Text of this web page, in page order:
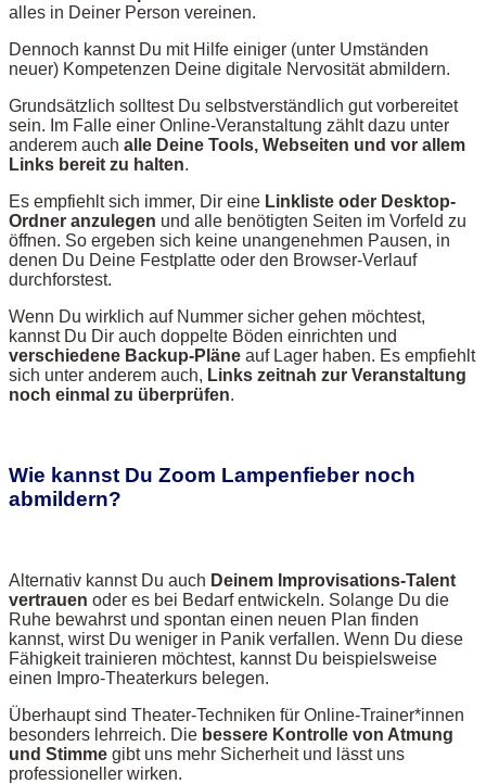
alles in Deiner Person vereinen.
Dennoch kannst Du mit Hilfe einiger (unter Umständen
neuer) Kompetenzen Deine digitale Nervosität abmildern.
Grundsätzlich solltest Du selbstverständlich gut vorbereitet
sein. Im Falle einer Online-Veranstaltung zählt dazu unter
anderem auch alle Deine Tools, Webseiten und vor allem
Links bereit zu halten.
Es empfiehlt sich immer, Dir eine Linkliste oder Desktop-
Ordner anzulegen und alle benötigten Seiten im Vorfeld zu
öffnen. So ergeben sich keine unangenehmen Pausen, in
denen Du Deine Festplatte oder den Browser-Verlauf
durchforstest.
Wenn Du wirklich auf Nummer sicher gehen möchtest,
kannst Du Dir auch doppelte Böden einrichten und
verschiedene Backup-Pläne auf Lager haben. Es empfiehlt
sich unter anderem auch, Links zeitnah zur Veranstaltung
noch einmal zu überprüfen.
Wie kannst Du Zoom Lampenfieber noch
abmildern?
Alternativ kannst Du auch Deinem Improvisations-Talent
vertrauen oder es bei Bedarf entwickeln. Solange Du die
Ruhe bewahrst und spontan einen neuen Plan finden
kannst, wirst Du weniger in Panik verfallen. Wenn Du diese
Fähigkeit trainieren möchtest, kannst Du beispielsweise
einen Impro-Theaterkurs belegen.
Überhaupt sind Theater-Techniken für Online-Trainer*innen
besonders lehrreich. Die bessere Kontrolle von Atmung
und Stimme gibt uns mehr Sicherheit und lässt uns
professioneller wirken.